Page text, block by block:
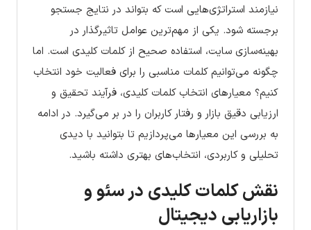
نیازمند استراتژی‌هایی است که بتواند در نتایج جستجو
برجسته شود. یکی از مهم‌ترین عوامل تاثیرگذار در
بهینه‌سازی سایت، استفاده صحیح از کلمات کلیدی است. اما
چگونه می‌توانیم کلمات مناسبی را برای فعالیت خود انتخاب
کنیم؟ معیارهای انتخاب کلمات کلیدی، فرآیند تحقیق و
ارزیابی دقیق بازار و رفتار کاربران را در بر می‌گیرد. در ادامه
به بررسی این معیارها می‌پردازیم تا بتوانید با دیدی
تحلیلی و کاربردی، انتخاب‌های بهتری داشته باشید.
نقش کلمات کلیدی در سئو و
بازاریابی دیجیتال